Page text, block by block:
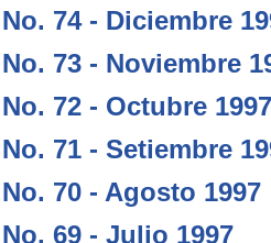
No. 74 - Diciembre
No. 73 - Noviembre
No. 72 - Octubre 1997
No. 71 - Setiembre
No. 70 - Agosto 1997
No. 69 - Julio 1997